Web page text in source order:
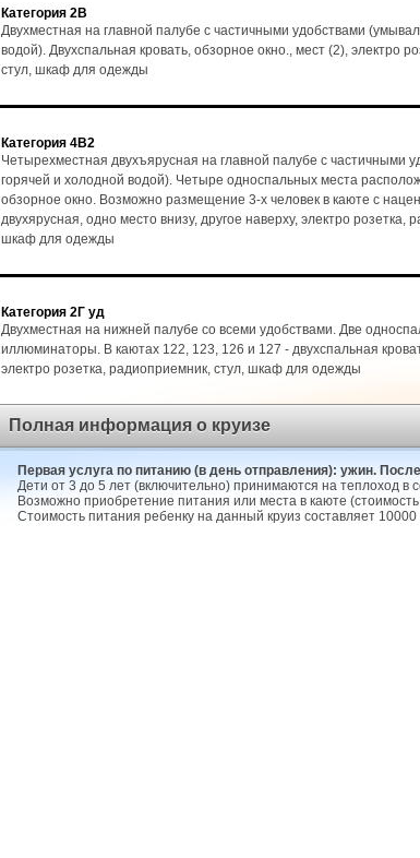
Категория 2В
Двухместная на главной палубе с частичными удобствами
водой). Двухспальная кровать, обзорное окно., мест (2), электро
стул, шкаф для одежды
Категория 4В2
Четырехместная двухъярусная на главной палубе с частичными
горячей и холодной водой). Четыре односпальных места
обзорное окно. Возможно размещение 3-х человек в каюте с
двухярусная, одно место внизу, другое наверху, электро розетка,
шкаф для одежды
Категория 2Г уд
Двухместная на нижней палубе со всеми удобствами. Две
иллюминаторы. В каютах 122, 123, 126 и 127 - двухспальная
электро розетка, радиоприемник, стул, шкаф для одежды
Полная информация о круизе
Первая услуга по питанию (в день отправления): ужин.
Дети от 3 до 5 лет (включительно) принимаются на теплоход в
Возможно приобретение питания или места в каюте
Стоимость питания ребенку на данный круиз составляет 10000